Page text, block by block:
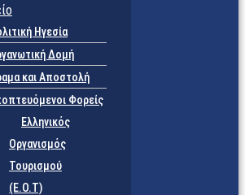
Ηγεσία
Δομή
και Αποστολή
Φορείς
Eλληνικός
Οργανισμός
Τουρισμού
(Ε.Ο.Τ)